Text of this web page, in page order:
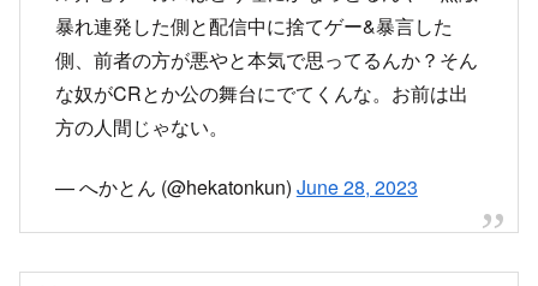
— へかとん (@hekatonkun)June 28, 2023
配信での不適切発言についての謝罪
がありました事をここに謝罪致します。
私の醜悪な発言、行動が相手の方や色んな方を不
快にさせてしまっているのを深く後悔し、反省し